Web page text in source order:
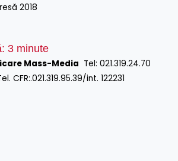
2018
3 minute
Mass-Media Tel: 021.319.24.70
CFR:.021.319.95.39/int. 122231